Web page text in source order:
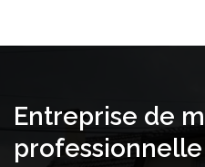
Entreprise de